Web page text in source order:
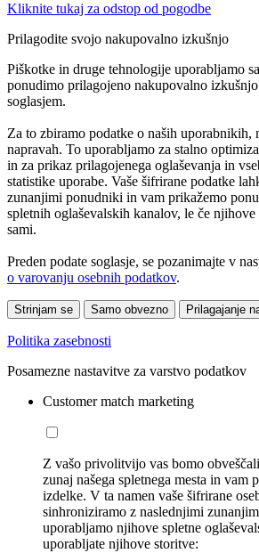
Kliknite tukaj za odstop od pogodbe
Prilagodite svojo nakupovalno izkušnjo
Piškotke in druge tehnologije uporabljamo
ponudimo prilagojeno nakupovalno
soglasjem.
Za to zbiramo podatke o naših uporabnikih,
napravah. To uporabljamo za stalno
in za prikaz prilagojenega oglaševanja in
statistike uporabe. Vaše šifrirane podatke
zunanjimi ponudniki in vam prikažemo
spletnih oglaševalskih kanalov, le če
sami.
Preden podate soglasje, se pozanimajte v
o varovanju osebnih podatkov.
Strinjam se Samo obvezno Prilagajanje
Politika zasebnosti
Posamezne nastavitve za varstvo podatkov
Customer match marketing
Z vašo privolitvijo vas bomo
zunaj našega spletnega mesta in vam
izdelke. V ta namen vaše šifrirane
sinhroniziramo z naslednjimi
uporabljamo njihove spletne
uporabljate njihove storitve: